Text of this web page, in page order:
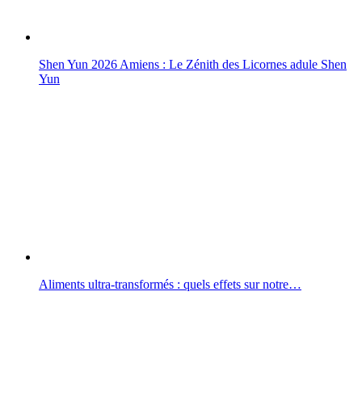
Shen Yun 2026 Amiens : Le Zénith des Licornes adule Shen
Yun
Aliments ultra-transformés : quels effets sur notre…